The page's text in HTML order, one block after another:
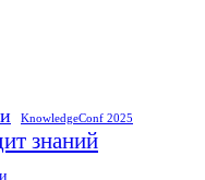
KnowledgeConf 2025
знаний